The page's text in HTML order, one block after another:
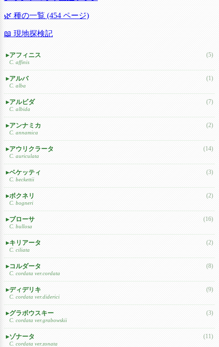
🌿 種の一覧 (454 ページ)
📖 現地探検記
アフィニス
C. affinis
(5)
アルバ
C. alba
(1)
アルビダ
C. albida
(7)
アンナミカ
C. annamica
(2)
アウリクラータ
C. auriculata
(14)
ベケッティ
C. beckettii
(3)
ボクネリ
C. bogneri
(2)
ブローサ
C. bullosa
(16)
キリアータ
C. ciliata
(2)
コルダータ
C. cordata ver.cordata
(8)
ディデリキ
C. cordata ver.diderici
(9)
グラボウスキー
C. cordata ver.grabowskii
(3)
ゾナータ
C. cordata ver.zonata
(11)